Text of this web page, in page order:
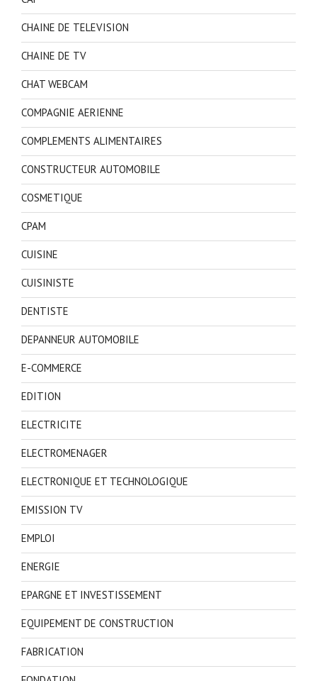
CHAINE DE TELEVISION
CHAINE DE TV
CHAT WEBCAM
COMPAGNIE AERIENNE
COMPLEMENTS ALIMENTAIRES
CONSTRUCTEUR AUTOMOBILE
COSMETIQUE
CPAM
CUISINE
CUISINISTE
DENTISTE
DEPANNEUR AUTOMOBILE
E-COMMERCE
EDITION
ELECTRICITE
ELECTROMENAGER
ELECTRONIQUE ET TECHNOLOGIQUE
EMISSION TV
EMPLOI
ENERGIE
EPARGNE ET INVESTISSEMENT
EQUIPEMENT DE CONSTRUCTION
FABRICATION